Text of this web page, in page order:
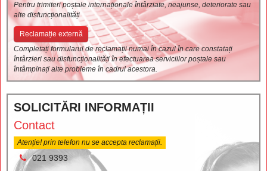
Pentru trimiteri poștale internaționale întârziate, neajunse, deteriorate sau
alte disfuncționalități
Reclamație externă
Completați formularul de reclamații numai în cazul în care constatați
întârzieri sau disfuncționalități în efectuarea serviciilor poștale sau
întâmpinați alte probleme în cadrul acestora.
SOLICITĂRI INFORMAȚII
Contact
Atenție! prin telefon nu se accepta reclamații.
021 9393